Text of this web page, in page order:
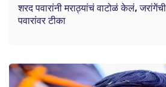
शरद पवारांनी मराठ्यांचं वाटोळं केलं,
पवारांवर टीका